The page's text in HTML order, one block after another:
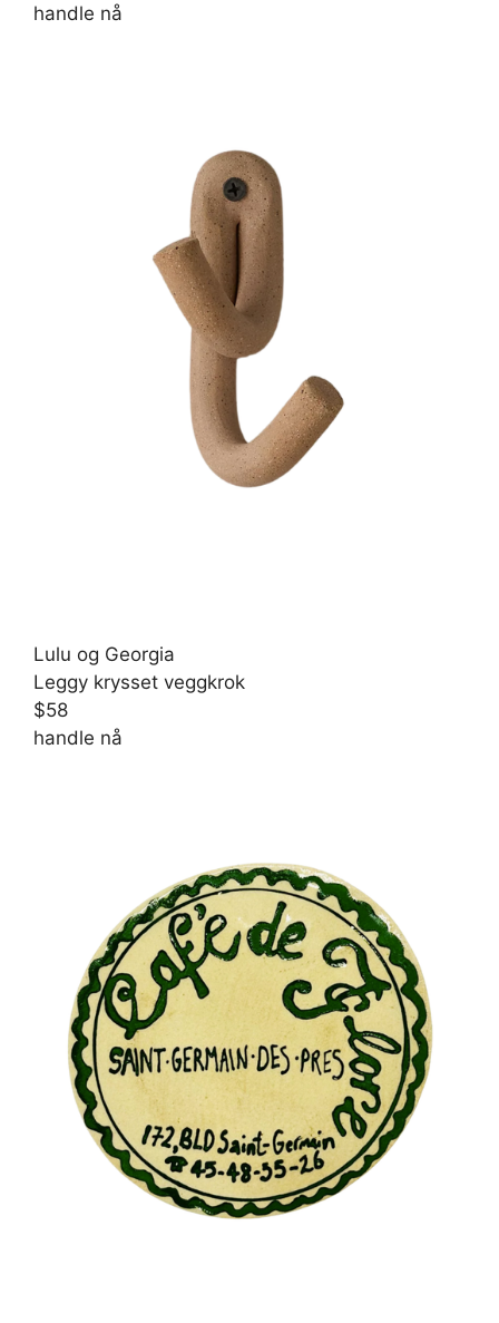
handle nå
Lulu og Georgia
Leggy krysset veggkrok
$58
handle nå